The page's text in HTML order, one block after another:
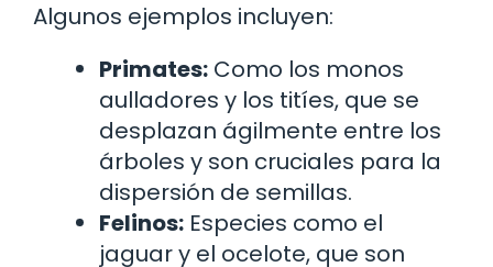
Algunos ejemplos incluyen:
Primates: Como los monos
aulladores y los titíes, que se
desplazan ágilmente entre los
árboles y son cruciales para la
dispersión de semillas.
Felinos: Especies como el
jaguar y el ocelote, que son